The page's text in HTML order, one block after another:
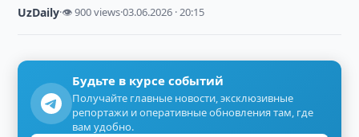
UzDaily·👁 900 views·03.06.2026 · 20:15
Будьте в курсе событий
Получайте главные новости, эксклюзивные
репортажи и оперативные обновления там, где
вам удобно.